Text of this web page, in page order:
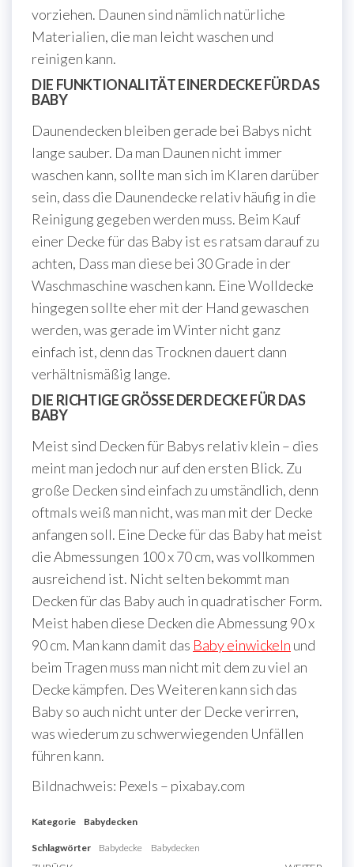
vorziehen. Daunen sind nämlich natürliche
Materialien, die man leicht waschen und
reinigen kann.
DIE FUNKTIONALITÄT EINER DECKE FÜR DAS
BABY
Daunendecken bleiben gerade bei Babys nicht
lange sauber. Da man Daunen nicht immer
waschen kann, sollte man sich im Klaren darüber
sein, dass die Daunendecke relativ häufig in die
Reinigung gegeben werden muss. Beim Kauf
einer Decke für das Baby ist es ratsam darauf zu
achten, Dass man diese bei 30 Grade in der
Waschmaschine waschen kann. Eine Wolldecke
hingegen sollte eher mit der Hand gewaschen
werden, was gerade im Winter nicht ganz
einfach ist, denn das Trocknen dauert dann
verhältnismäßig lange.
DIE RICHTIGE GRÖSSE DER DECKE FÜR DAS B
ABY
Meist sind Decken für Babys relativ klein – dies
meint man jedoch nur auf den ersten Blick. Zu
große Decken sind einfach zu umständlich, denn
oftmals weiß man nicht, was man mit der Decke
anfangen soll. Eine Decke für das Baby hat meist
die Abmessungen 100 x 70 cm, was vollkommen
ausreichend ist. Nicht selten bekommt man
Decken für das Baby auch in quadratischer Form.
Meist haben diese Decken die Abmessung 90 x
90 cm. Man kann damit das Baby einwickeln und
beim Tragen muss man nicht mit dem zu viel an
Decke kämpfen. Des Weiteren kann sich das
Baby so auch nicht unter der Decke verirren,
was wiederum zu schwerwiegenden Unfällen
führen kann.
Bildnachweis: Pexels – pixabay.com
Kategorie Babydecken
Schlagwörter Babydecke Babydecken